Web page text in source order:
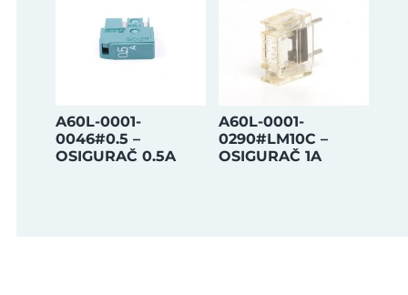
A60L-0001-
0046#0.5 –
OSIGURAČ 0.5A
A60L-0001-
0290#LM10C –
OSIGURAČ 1A